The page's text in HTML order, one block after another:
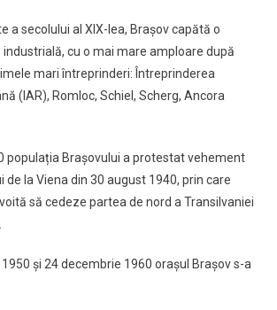
a secolului al XIX-lea, Brașov capătă o
cu o mai mare amploare după
mari întreprinderi: Întreprinderea
(IAR), Romloc, Schiel, Scherg, Ancora
populația Brașovului a protestat vehement
la Viena din 30 august 1940, prin care
să cedeze partea de nord a Transilvaniei
și 24 decembrie 1960 orașul Brașov s-a